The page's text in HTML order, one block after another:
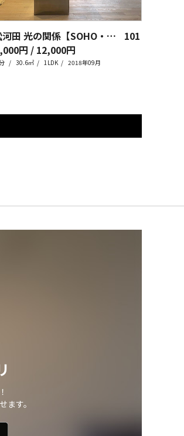
若松河田 光の関係【SOHO・事務所可】
101
円 / 12,000円
30.6㎡ 1LDK 2018年09月
ます。